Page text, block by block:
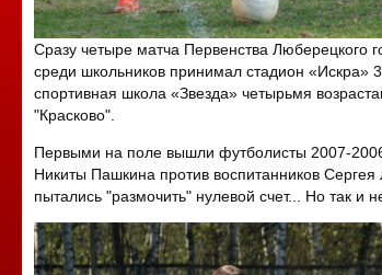
Сразу четыре матча Первенства Люберецкого
среди школьников принимал стадион «Искра»
спортивная школа «Звезда» четырьмя
"Красково".
Первыми на поле вышли футболисты 2007-
Никиты Пашкина против воспитанников Сергея
пытались "размочить" нулевой счет... Но так и